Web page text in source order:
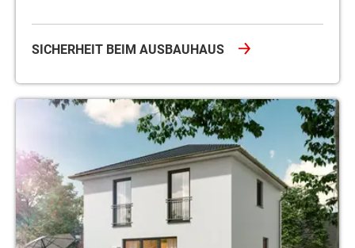
SICHERHEIT BEIM AUSBAUHAUS
Wenig Eigenkapital? Wie wäre es mit einem Ausbauhaus?